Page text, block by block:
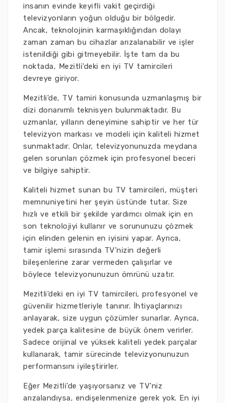
insanın evinde keyifli vakit geçirdiği
televizyonların yoğun olduğu bir bölgedir.
Ancak, teknolojinin karmaşıklığından dolayı
zaman zaman bu cihazlar arızalanabilir ve işler
istenildiği gibi gitmeyebilir. İşte tam da bu
noktada, Mezitli'deki en iyi TV tamircileri
devreye giriyor.
Mezitli'de, TV tamiri konusunda uzmanlaşmış bir
dizi donanımlı teknisyen bulunmaktadır. Bu
uzmanlar, yılların deneyimine sahiptir ve her tür
televizyon markası ve modeli için kaliteli hizmet
sunmaktadır. Onlar, televizyonunuzda meydana
gelen sorunları çözmek için profesyonel beceri
ve bilgiye sahiptir.
Kaliteli hizmet sunan bu TV tamircileri, müşteri
memnuniyetini her şeyin üstünde tutar. Size
hızlı ve etkili bir şekilde yardımcı olmak için en
son teknolojiyi kullanır ve sorununuzu çözmek
için elinden gelenin en iyisini yapar. Ayrıca,
tamir işlemi sırasında TV'nizin değerli
bileşenlerine zarar vermeden çalışırlar ve
böylece televizyonunuzun ömrünü uzatır.
Mezitli'deki en iyi TV tamircileri, profesyonel ve
güvenilir hizmetleriyle tanınır. İhtiyaçlarınızı
anlayarak, size uygun çözümler sunarlar. Ayrıca,
yedek parça kalitesine de büyük önem verirler.
Sadece orijinal ve yüksek kaliteli yedek parçalar
kullanarak, tamir sürecinde televizyonunuzun
performansını iyileştirirler.
Eğer Mezitli'de yaşıyorsanız ve TV'niz
arızalandıysa, endişelenmenize gerek yok. En iyi